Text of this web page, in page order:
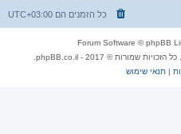
כל הזמנים הם UTC+03:00
. כל הזכויות שמורות © 2017 - phpBB.co.il.
| תנאי שימוש